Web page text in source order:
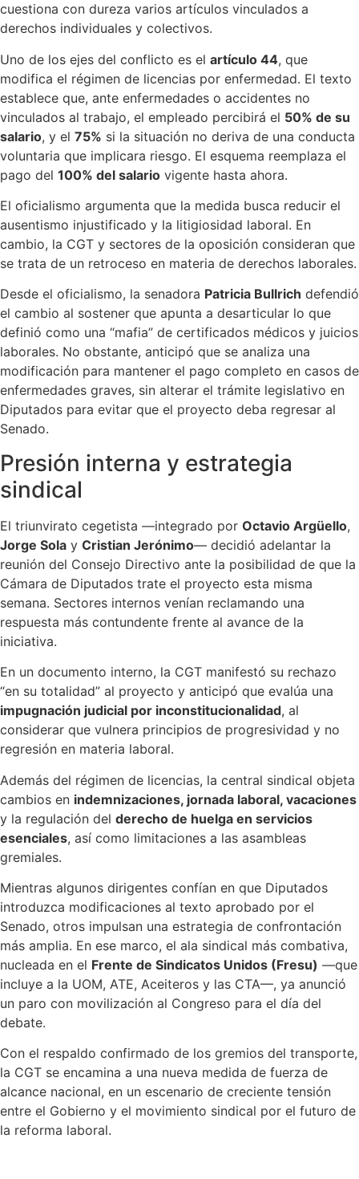
cuestiona con dureza varios artículos vinculados a
derechos individuales y colectivos.
Uno de los ejes del conflicto es el artículo 44, que
modifica el régimen de licencias por enfermedad. El texto
establece que, ante enfermedades o accidentes no
vinculados al trabajo, el empleado percibirá el 50% de su
salario, y el 75% si la situación no deriva de una conducta
voluntaria que implicara riesgo. El esquema reemplaza el
pago del 100% del salario vigente hasta ahora.
El oficialismo argumenta que la medida busca reducir el
ausentismo injustificado y la litigiosidad laboral. En
cambio, la CGT y sectores de la oposición consideran que
se trata de un retroceso en materia de derechos laborales.
Desde el oficialismo, la senadora Patricia Bullrich defendió
el cambio al sostener que apunta a desarticular lo que
definió como una “mafia” de certificados médicos y juicios
laborales. No obstante, anticipó que se analiza una
modificación para mantener el pago completo en casos de
enfermedades graves, sin alterar el trámite legislativo en
Diputados para evitar que el proyecto deba regresar al
Senado.
Presión interna y estrategia
sindical
El triunvirato cegetista —integrado por Octavio Argüello,
Jorge Sola y Cristian Jerónimo— decidió adelantar la
reunión del Consejo Directivo ante la posibilidad de que la
Cámara de Diputados trate el proyecto esta misma
semana. Sectores internos venían reclamando una
respuesta más contundente frente al avance de la
iniciativa.
En un documento interno, la CGT manifestó su rechazo
“en su totalidad” al proyecto y anticipó que evalúa una
impugnación judicial por inconstitucionalidad, al
considerar que vulnera principios de progresividad y no
regresión en materia laboral.
Además del régimen de licencias, la central sindical objeta
cambios en indemnizaciones, jornada laboral, vacaciones
y la regulación del derecho de huelga en servicios
esenciales, así como limitaciones a las asambleas
gremiales.
Mientras algunos dirigentes confían en que Diputados
introduzca modificaciones al texto aprobado por el
Senado, otros impulsan una estrategia de confrontación
más amplia. En ese marco, el ala sindical más combativa,
nucleada en el Frente de Sindicatos Unidos (Fresu) —que
incluye a la UOM, ATE, Aceiteros y las CTA—, ya anunció
un paro con movilización al Congreso para el día del
debate.
Con el respaldo confirmado de los gremios del transporte,
la CGT se encamina a una nueva medida de fuerza de
alcance nacional, en un escenario de creciente tensión
entre el Gobierno y el movimiento sindical por el futuro de
la reforma laboral.